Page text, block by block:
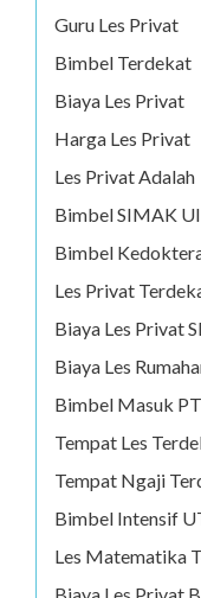
Guru Les Privat
Bimbel Terdekat
Biaya Les Privat
Harga Les Privat
Les Privat Adalah
Bimbel SIMAK UI
Bimbel
Les Privat
Biaya Les Privat
Biaya Les
Bimbel Masuk
Tempat Les
Tempat Ngaji
Bimbel Intensif
Les Matematika